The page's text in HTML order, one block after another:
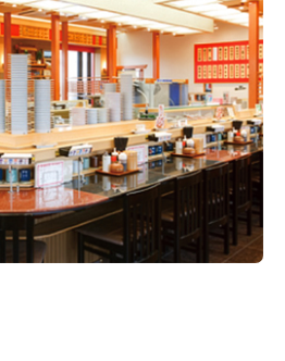
滑川から○○へ！サイク
リングコース